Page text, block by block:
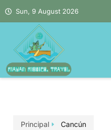
Sun, 9 August 2026
Principal Cancún